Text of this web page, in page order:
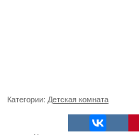
Категории: Детская комната